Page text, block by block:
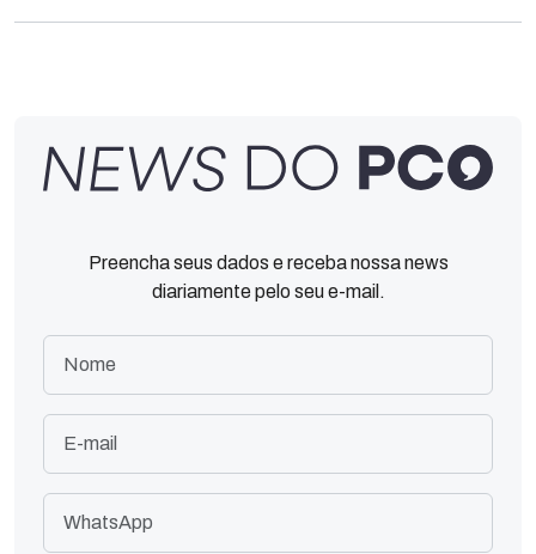
Preencha seus dados e receba nossa news
diariamente pelo seu e-mail.